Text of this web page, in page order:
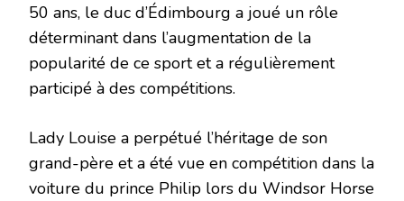
50 ans, le duc d’Édimbourg a joué un rôle
déterminant dans l’augmentation de la
popularité de ce sport et a régulièrement
participé à des compétitions.
Lady Louise a perpétué l’héritage de son
grand-père et a été vue en compétition dans la
voiture du prince Philip lors du Windsor Horse